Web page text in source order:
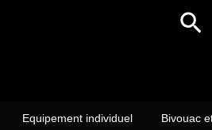
Equipement individuel Bivouac